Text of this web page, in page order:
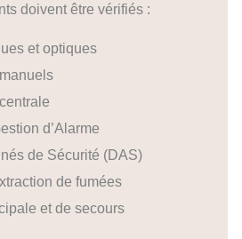
doivent être vérifiés :
et optiques
d’Alarme
de Sécurité (DAS)
de fumées
et de secours